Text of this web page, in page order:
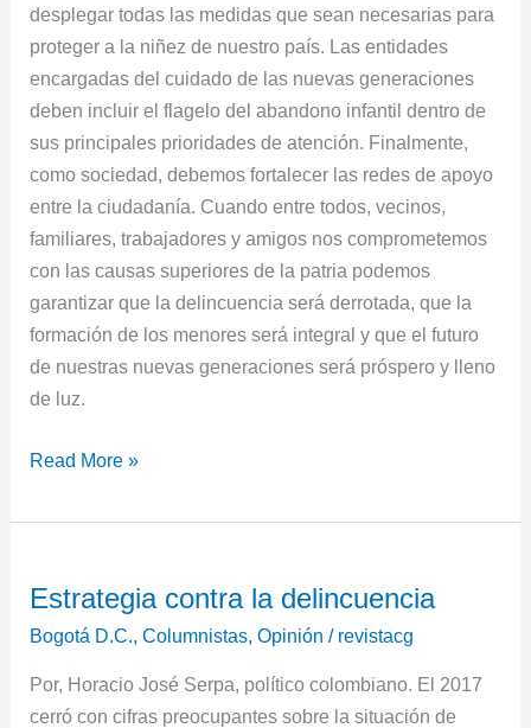
desplegar todas las medidas que sean necesarias para
proteger a la niñez de nuestro país. Las entidades
encargadas del cuidado de las nuevas generaciones
deben incluir el flagelo del abandono infantil dentro de
sus principales prioridades de atención. Finalmente,
como sociedad, debemos fortalecer las redes de apoyo
entre la ciudadanía. Cuando entre todos, vecinos,
familiares, trabajadores y amigos nos comprometemos
con las causas superiores de la patria podemos
garantizar que la delincuencia será derrotada, que la
formación de los menores será integral y que el futuro
de nuestras nuevas generaciones será próspero y lleno
de luz.
Read More »
Estrategia contra la delincuencia
Bogotá D.C. ,Columnistas ,Opinión / revistacg
Por, Horacio José Serpa, político colombiano. El 2017
cerró con cifras preocupantes sobre la situación de
contra
la